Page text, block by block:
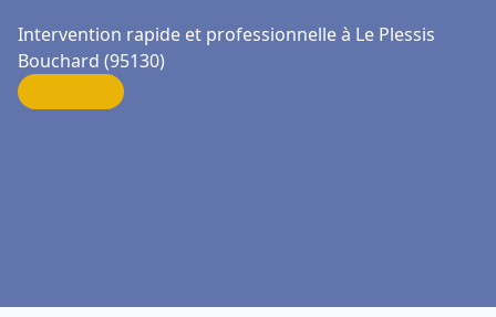
Intervention rapide et professionnelle à Le Plessis
Bouchard (95130)